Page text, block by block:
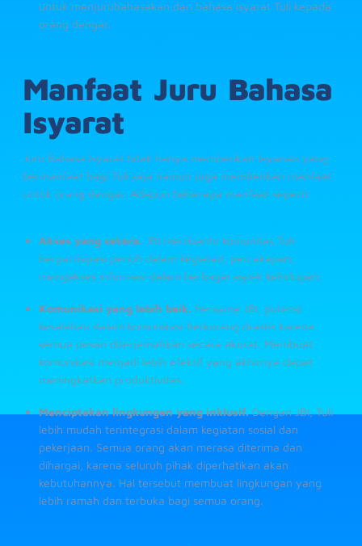
untuk menjurubahasakan dari bahasa isyarat Tuli kepada
orang dengar.
Manfaat Juru Bahasa
Isyarat
Juru Bahasa Isyarat tidak hanya memberikan layanan yang
bermanfaat bagi Tuli saja namun juga memberikan manfaat
untuk orang dengar. Adapun beberapa manfaat seperti:
Akses yang setara. JBI membantu komunitas Tuli
berpartisipasi penuh dalam kegiatan, percakapan,
mengakses informasi dalam berbagai aspek kehidupan.
Komunikasi yang lebih baik. Bersama JBI, potensi
kesalahan dalam komunikasi berkurang drastis karena
semua pesan diterjemahkan secara akurat. Membuat
komunikasi menjadi lebih efektif yang akhirnya dapat
meningkatkan produktivitas.
Menciptakan lingkungan yang inklusif.Dengan JBI, Tuli
lebih mudah terintegrasi dalam kegiatan sosial dan
pekerjaan. Semua orang akan merasa diterima dan
dihargai, karena seluruh pihak diperhatikan akan
kebutuhannya. Hal tersebut membuat lingkungan yang
lebih ramah dan terbuka bagi semua orang.